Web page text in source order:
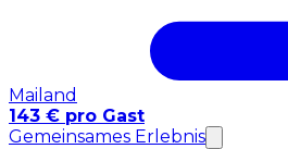
Mailand
143 € pro Gast
Gemeinsames Erlebnis